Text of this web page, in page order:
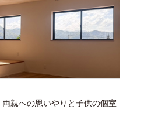
親への思いやりと子供の個室